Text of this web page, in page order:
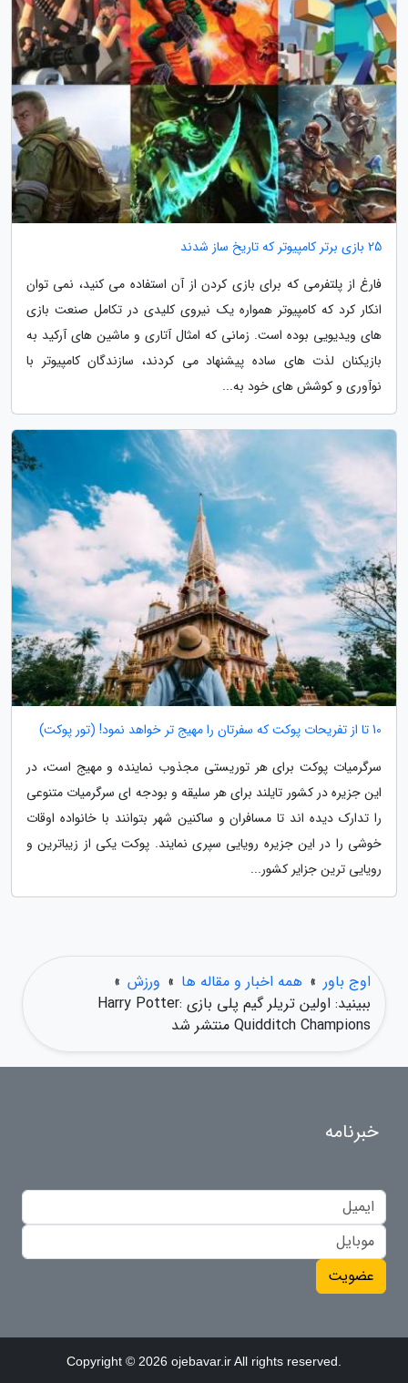
25 بازی برتر کامپیوتر که تاریخ ساز شدند
فارغ از پلتفرمی که برای بازی کردن از آن استفاده می کنید، نمی توان
انکار کرد که کامپیوتر همواره یک نیروی کلیدی در تکامل صنعت بازی
های ویدیویی بوده است. زمانی که امثال آتاری و ماشین های آرکید به
بازیکنان لذت های ساده پیشنهاد می کردند، سازندگان کامپیوتر با
نوآوری و کوشش های خود به...
10 تا از تفریحات پوکت که سفرتان را مهیج تر خواهد نمود! (تور پوکت)
سرگرمیات پوکت برای هر توریستی مجذوب نماینده و مهیج است، در
این جزیره در کشور تایلند برای هر سلیقه و بودجه ای سرگرمیات متنوعی
را تدارک دیده اند تا مسافران و ساکنین شهر بتوانند با خانواده اوقات
خوشی را در این جزیره رویایی سپری نمایند. پوکت یکی از زیباترین و
رویایی ترین جزایر کشور...
اوج باور » همه اخبار و مقاله ها » ورزش »
ببینید: اولین تریلر گیم پلی بازی Harry Potter:
Quidditch Champions منتشر شد
خبرنامه
عضویت
Copyright © 2026 ojebavar.ir All rights reserved.